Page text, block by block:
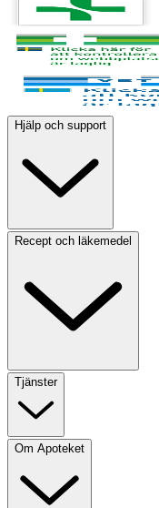
Hjälp och support
Recept och läkemedel
Tjänster
Om Apoteket